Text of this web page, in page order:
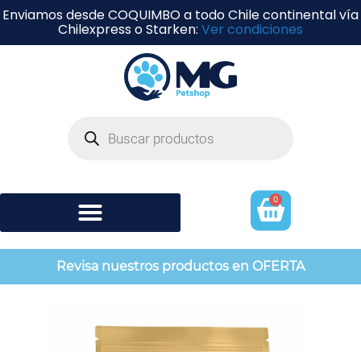
Enviamos desde COQUIMBO a todo Chile continental vía
Chilexpress o Starken: Ver condiciones
0
Revisa nuestros productos en OFERTA